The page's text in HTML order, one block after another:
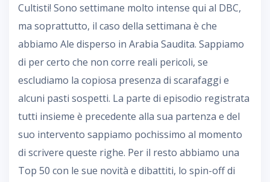
Cultisti! Sono settimane molto intense qui al DBC,
ma soprattutto, il caso della settimana è che
abbiamo Ale disperso in Arabia Saudita. Sappiamo
di per certo che non corre reali pericoli, se
escludiamo la copiosa presenza di scarafaggi e
alcuni pasti sospetti. La parte di episodio registrata
tutti insieme è precedente alla sua partenza e del
suo intervento sappiamo pochissimo al momento
di scrivere queste righe. Per il resto abbiamo una
Top 50 con le sue novità e dibattiti, lo spin-off di